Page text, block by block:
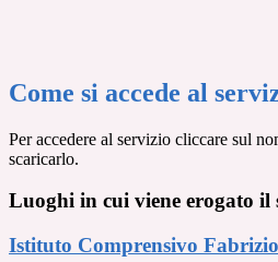
Come si accede al
Per accedere al servizio cliccare sul
scaricarlo.
Luoghi in cui viene erogato il
Istituto Comprensivo